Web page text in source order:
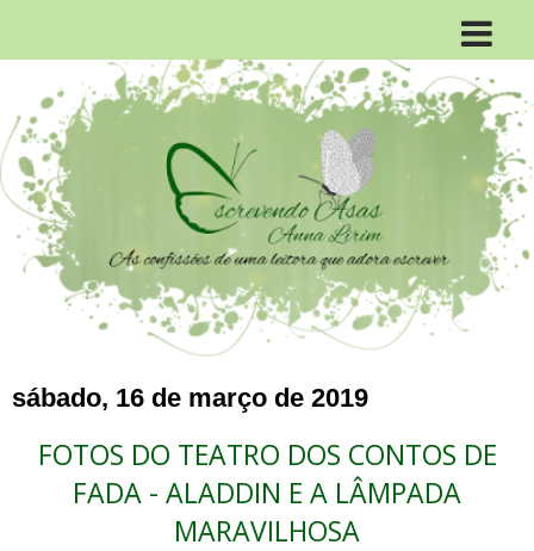
sábado, 16 de março de 2019
FOTOS DO TEATRO DOS CONTOS DE
FADA - ALADDIN E A LÂMPADA
MARAVILHOSA